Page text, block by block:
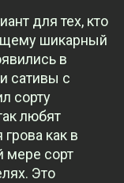
для тех, кто
шикарный
в
сативы с
сорту
любят
как в
мере сорт
Это